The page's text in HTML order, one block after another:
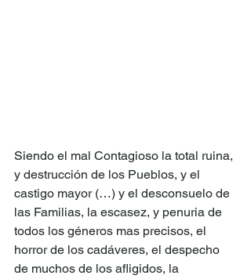
Siendo el mal Contagioso la total ruina,
y destrucción de los Pueblos, y el
castigo mayor (…) y el desconsuelo de
las Familias, la escasez, y penuria de
todos los géneros mas precisos, el
horror de los cadáveres, el despecho
de muchos de los afligidos, la